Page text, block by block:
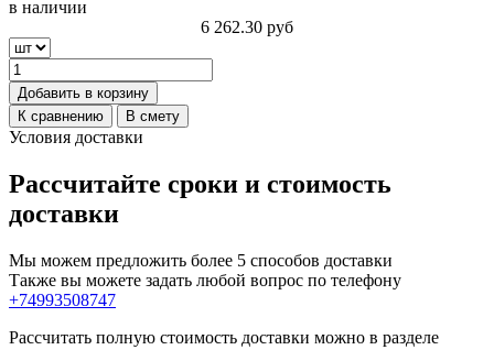
в наличии
6 262.30 руб
Добавить в корзину
К сравнению
В смету
Условия доставки
Рассчитайте сроки и стоимость
доставки
Мы можем предложить более 5 способов доставки
Также вы можете задать любой вопрос по телефону
+74993508747
Рассчитать полную стоимость доставки можно в разделе